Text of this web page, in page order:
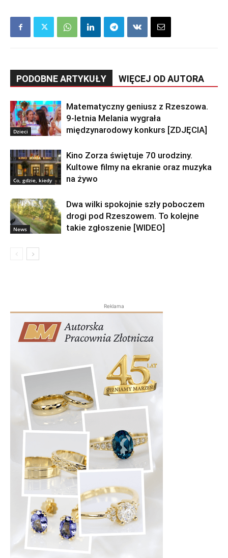
PODOBNE ARTYKUŁY WIĘCEJ OD AUTORA
Dzieci
Matematyczny geniusz z Rzeszowa.
9-letnia Melania wygrała
międzynarodowy konkurs [ZDJĘCIA]
Co, gdzie, kiedy
Kino Zorza świętuje 70 urodziny.
Kultowe filmy na ekranie oraz muzyka
na żywo
News
Dwa wilki spokojnie szły poboczem
drogi pod Rzeszowem. To kolejne
takie zgłoszenie [WIDEO]
Reklama